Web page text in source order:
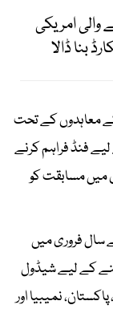
امریکی
بنا ڈالا
معاہدوں کے تحت
لیے فنڈ فراہم کرنے
میں مسابقت کو
سال فروری میں
کے لیے شیڈول
نمیبیا اور